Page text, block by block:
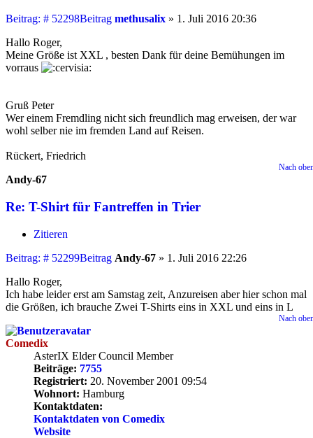
Beitrag: # 52298Beitrag methusalix » 1. Juli 2016 20:36
Hallo Roger,
Meine Größe ist XXL , besten Dank für deine Bemühungen im
vorraus
Gruß Peter
Wer einem Fremdling nicht sich freundlich mag erweisen, der war
wohl selber nie im fremden Land auf Reisen.
Rückert, Friedrich
Nach
Andy-67
Re: T-Shirt für Fantreffen in Trier
Zitieren
Beitrag: # 52299Beitrag Andy-67 » 1. Juli 2016 22:26
Hallo Roger,
Ich habe leider erst am Samstag zeit, Anzureisen aber hier schon mal
die Größen, ich brauche Zwei T-Shirts eins in XXL und eins in L
Nach
Comedix
AsterIX Elder Council Member
Beiträge: 7755
Registriert: 20. November 2001 09:54
Wohnort: Hamburg
Kontaktdaten:
Kontaktdaten von Comedix
Website